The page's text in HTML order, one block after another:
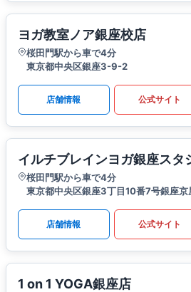
ヨガ教室ノア銀座校店
桜田門駅から車で4分
東京都中央区銀座3-9-2
店舗情報 公式サイト
イルチブレインヨガ銀座スタ
桜田門駅から車で4分
東京都中央区銀座3丁目10番7号銀座
店舗情報 公式サイト
1 on 1 YOGA銀座店